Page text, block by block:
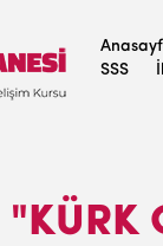
SSS
"KÜRK